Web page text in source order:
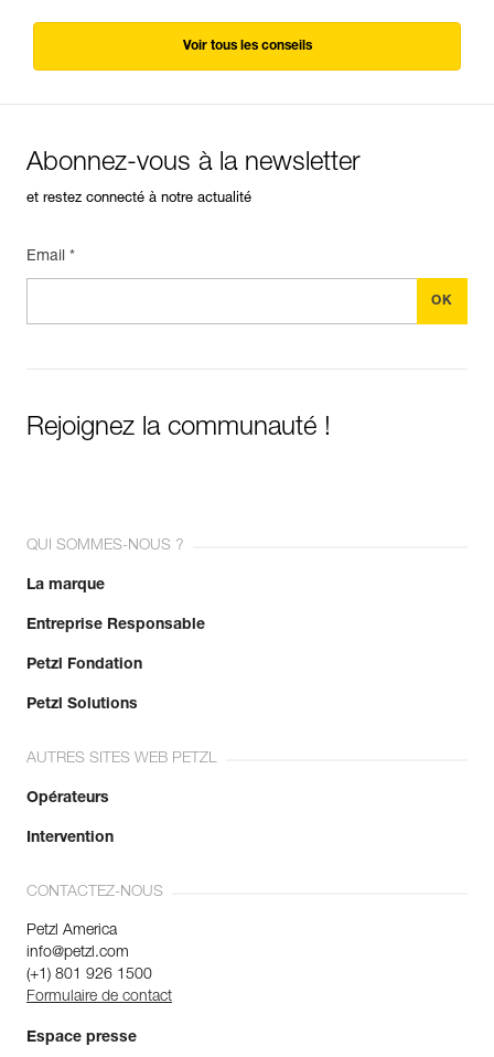
Voir tous les conseils
Abonnez-vous à la newsletter
et restez connecté à notre actualité
Email *
Rejoignez la communauté !
QUI SOMMES-NOUS ?
La marque
Entreprise Responsable
Petzl Fondation
Petzl Solutions
AUTRES SITES WEB PETZL
Opérateurs
Intervention
CONTACTEZ-NOUS
Petzl America
info@petzl.com
(+1) 801 926 1500
Formulaire de contact
Espace presse